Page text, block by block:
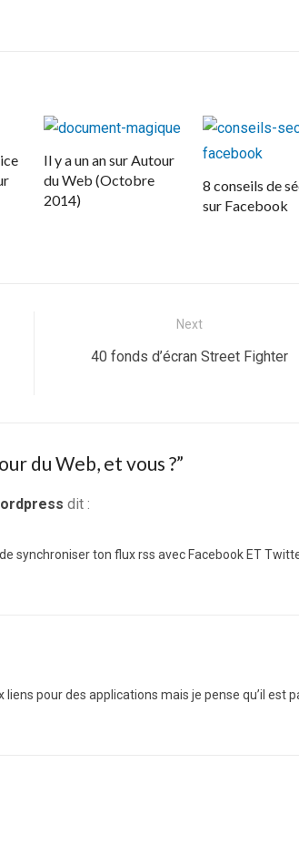
Il y a un an sur Autour
du Web (Octobre
2014)
8 conseils de
sur Facebook
Next
Next
40 fonds d’écran Street Fighter
du Web, et vous ?”
dit :
synchroniser ton flux rss avec Facebook ET
pour des applications mais je pense qu’il est